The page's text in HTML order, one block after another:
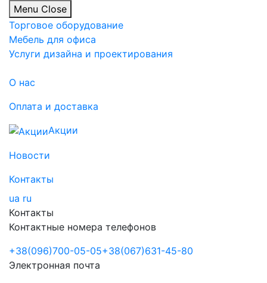
Menu Close
Торговое оборудование
Мебель для офиса
Услуги дизайна и проектирования
О нас
Оплата и доставка
Акции
Новости
Контакты
ua ru
Контакты
Контактные номера телефонов
+38(096)700-05-05+38(067)631-45-80
Электронная почта